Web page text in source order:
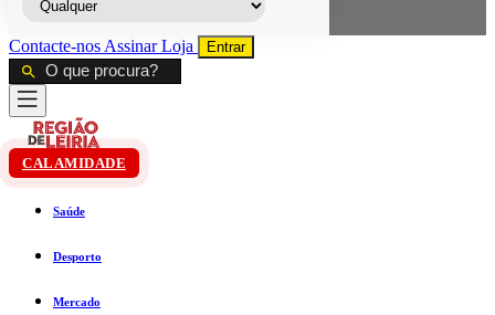
Contacte-nos AssinarLoja Entrar
CALAMIDADE
Saúde
Desporto
Mercado